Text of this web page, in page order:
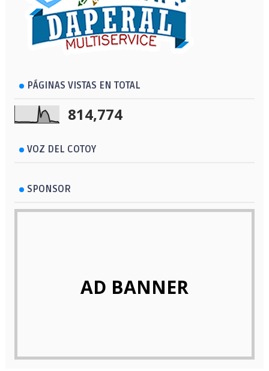
PÁGINAS VISTAS EN TOTAL
814,774
VOZ DEL COTOY
SPONSOR
AD BANNER